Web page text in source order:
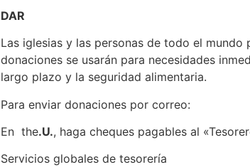
DAR
Las iglesias y las personas de todo el
donaciones se usarán para necesidades
largo plazo y la seguridad alimentaria.
Para enviar donaciones por correo:
En the.U., haga cheques pagables al
Servicios globales de tesorería